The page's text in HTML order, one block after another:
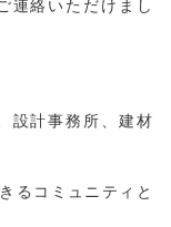
連絡いただけまし
設計事務所、建材
るコミュニティと